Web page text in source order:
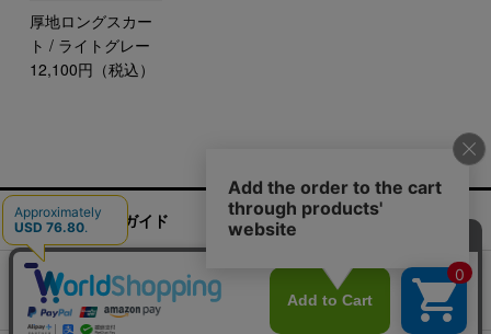
厚地ロングスカー
ト / ライトグレー
12,100円（税込）
ご利用ガイド お問い合わせ 実店舗情報
運営会社
特定商取引法に基づく表記
プライバシーポリシー
ご利用規約